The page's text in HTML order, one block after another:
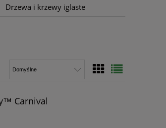
Drzewa i krzewy iglaste
Carnival